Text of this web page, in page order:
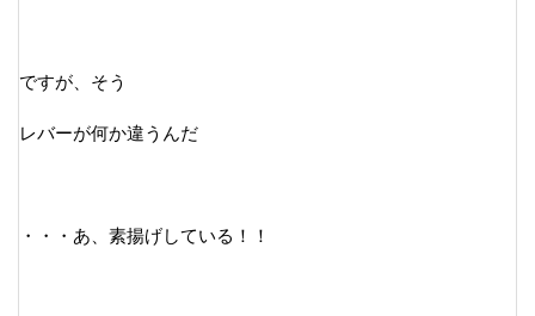
ですが、そう
レバーが何か違うんだ
・・・あ、素揚げしている！！